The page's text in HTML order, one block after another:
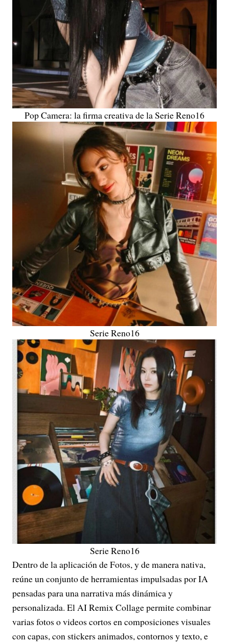
Pop Camera: la firma creativa de la Serie Reno16
Serie Reno16
Serie Reno16
Dentro de la aplicación de Fotos, y de manera nativa,
reúne un conjunto de herramientas impulsadas por IA
pensadas para una narrativa más dinámica y
personalizada. El AI Remix Collage permite combinar
varias fotos o videos cortos en composiciones visuales
con capas, con stickers animados, contornos y texto, e